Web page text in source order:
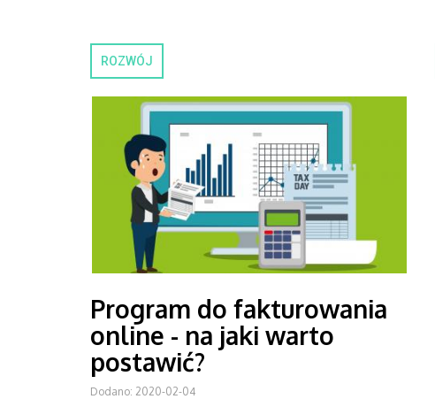
ROZWÓJ
Program do fakturowania
online - na jaki warto
postawić?
Dodano: 2020-02-04